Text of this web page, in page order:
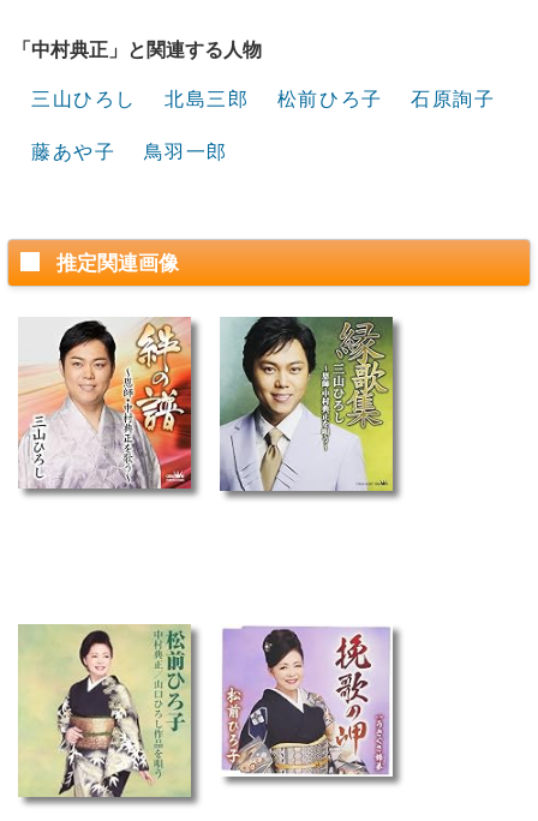
「中村典正」と関連する人物
三山ひろし 北島三郎 松前ひろ子 石原詢子
藤あや子 鳥羽一郎
推定関連画像